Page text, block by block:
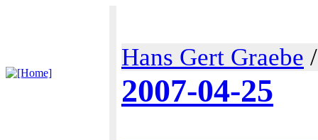
Hans Gert Graebe
2007-04-25